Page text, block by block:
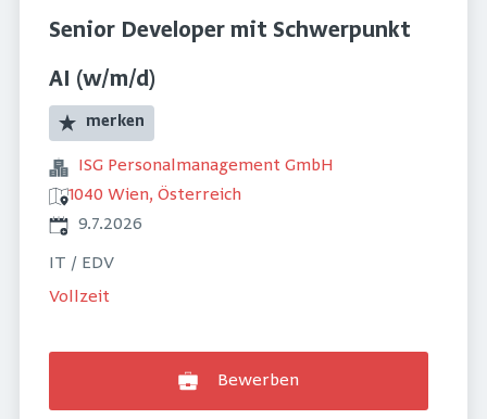
Senior Developer mit Schwerpunkt
AI (w/m/d)
merken
ISG Personalmanagement GmbH
1040 Wien, Österreich
Veröffentlicht
9.7.2026
IT / EDV
Vollzeit
Bewerben